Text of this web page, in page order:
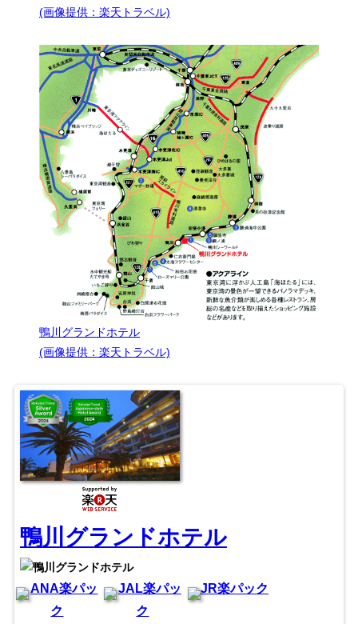
(画像提供：楽天トラベル)
鴨川グランドホテル
(画像提供：楽天トラベル)
鴨川グランドホテル
ANA楽パッ
ク
JAL楽パッ
ク
JR楽パック